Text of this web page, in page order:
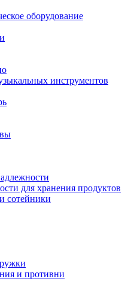
оборудование
инструментов
для хранения продуктов
сотейники
и противни